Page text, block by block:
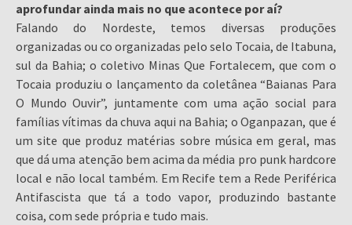
aprofundar ainda mais no que acontece por aí?
Falando do Nordeste, temos diversas produções
organizadas ou co organizadas pelo selo Tocaia, de Itabuna,
sul da Bahia; o coletivo Minas Que Fortalecem, que com o
Tocaia produziu o lançamento da coletânea “Baianas Para
O Mundo Ouvir”, juntamente com uma ação social para
famílias vítimas da chuva aqui na Bahia; o Oganpazan, que é
um site que produz matérias sobre música em geral, mas
que dá uma atenção bem acima da média pro punk hardcore
local e não local também. Em Recife tem a Rede Periférica
Antifascista que tá a todo vapor, produzindo bastante
coisa, com sede própria e tudo mais.